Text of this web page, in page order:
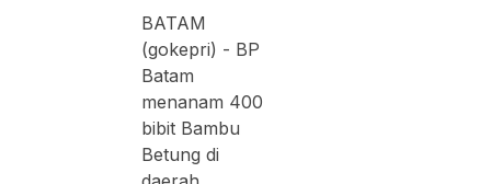
BATAM
(gokepri) - BP
Batam
menanam 400
bibit Bambu
Betung di